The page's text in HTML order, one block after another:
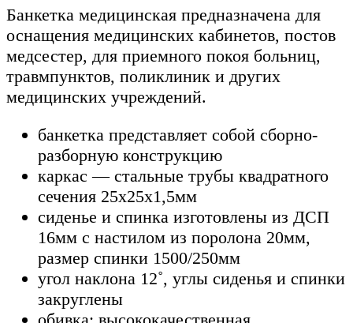
Банкетка медицинская предназначена для
оснащения медицинских кабинетов, постов
медсестер, для приемного покоя больниц,
травмпунктов, поликлиник и других
медицинских учреждений.
банкетка представляет собой сборно-
разборную конструкцию
каркас — стальные трубы квадратного
сечения 25х25х1,5мм
сиденье и спинка изготовлены из ДСП
16мм с настилом из поролона 20мм,
размер спинки 1500/250мм
угол наклона 12˚, углы сиденья и спинки
закруглены